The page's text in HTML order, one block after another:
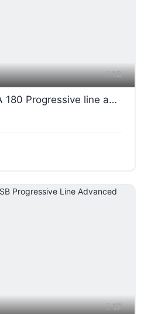
18
Mercedes-Benz GLA 180 Progressive line advanced
17